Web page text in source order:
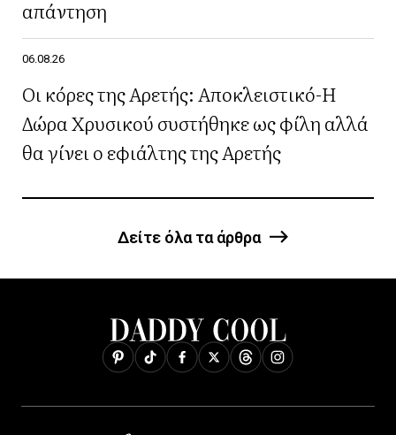
απάντηση
06.08.26
Οι κόρες της Αρετής: Αποκλειστικό-Η
Δώρα Χρυσικού συστήθηκε ως φίλη αλλά
θα γίνει ο εφιάλτης της Αρετής
Δείτε όλα τα άρθρα